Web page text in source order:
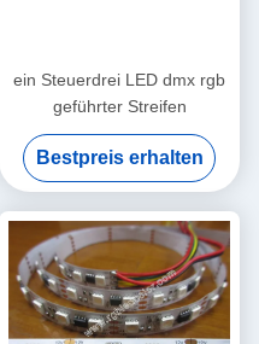
ein Steuerdrei LED dmx rgb
geführter Streifen
Bestpreis erhalten